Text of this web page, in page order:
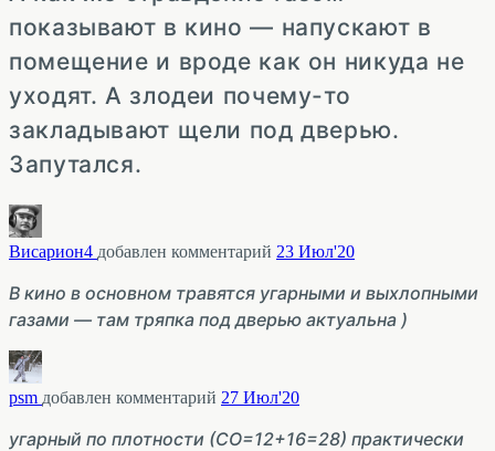
показывают в кино — напускают в
помещение и вроде как он никуда не
уходят. А злодеи почему-то
закладывают щели под дверью.
Запутался.
Висариoн4 добавлен комментарий 23 Июл'20
В кино в основном травятся угарными и выхлопными
газами — там тряпка под дверью актуальна )
psm добавлен комментарий 27 Июл'20
угарный по плотности (СО=12+16=28) практически